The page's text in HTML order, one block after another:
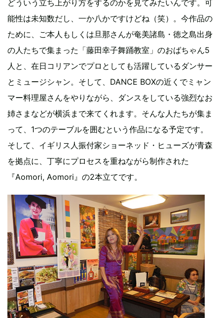
どういう立ち上がり方をするのかを見てみたいんです。可
能性は未知数だし、一か八かですけどね（笑）。今作品の
ために、ご本人もしくは旦那さんが奄美諸島・徳之島出身
の人たちで集まった「藤田幸子舞踊教室」のおばちゃん5
人と、在日コリアンでプロとしても活躍しているダンサー
とミュージシャン。そして、DANCE BOXの近くでミャン
マー料理屋さんをやりながら、ダンスをしている強烈なお
姉さまなどが横浜まで来てくれます。そんな人たちが集ま
って、1つのテーブルを囲むという作品になる予定です。
そして、イギリス人振付家ショーネッド・ヒューズが青森
を拠点に、丁寧にプロセスを重ねながら制作された
『Aomori, Aomori』の2本立てです。